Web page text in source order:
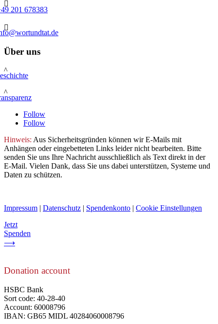

201 678383

Über uns
^
^
Follow
Follow
Hinweis: Aus Sicherheitsgründen können wir E-Mails mit
Anhängen oder eingebetteten Links leider nicht bearbeiten. Bitte
senden Sie uns Ihre Nachricht ausschließlich als Text direkt in der
E-Mail. Vielen Dank, dass Sie uns dabei unterstützen, Systeme und
Daten zu schützen.
Impressum Datenschutz Spendenkonto
Cookie Einstellungen
Jetzt
Spenden
⟶
Donation account
HSBC Bank
Sort code: 40-28-40
Account: 60008796
IBAN: GB65 MIDL 40284060008796